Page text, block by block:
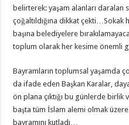
belirterek: yaşam alanları daralan
çoğaltıldığına dikkat çekti…Sokak
başına belediyelere
toplum olarak her kesime önemli
Bayramların toplumsal yaşamda
da ifade eden Başkan Karalar,
ön plana çıktığı bu günlerde
başta tüm İslam alemi olmak
bayramını kutladı…